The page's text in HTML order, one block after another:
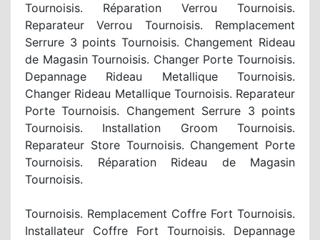
Tournoisis. Réparation Verrou Tournoisis.
Reparateur Verrou Tournoisis. Remplacement
Serrure 3 points Tournoisis. Changement Rideau
de Magasin Tournoisis. Changer Porte Tournoisis.
Depannage Rideau Metallique Tournoisis.
Changer Rideau Metallique Tournoisis. Reparateur
Porte Tournoisis. Changement Serrure 3 points
Tournoisis. Installation Groom Tournoisis.
Reparateur Store Tournoisis. Changement Porte
Tournoisis. Réparation Rideau de Magasin
Tournoisis.
Tournoisis. Remplacement Coffre Fort Tournoisis.
Installateur Coffre Fort Tournoisis. Depannage